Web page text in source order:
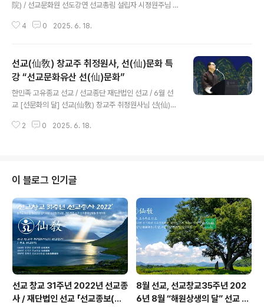
院) / 선교문화원 선도강연 선교총림 설립자 시정원주님 ​​선
[작성 : 선교총림선림원 선교문화원] 한국의 민족종교 종단
5일 24절기 망종(芒種) 선도수행 명상법회를 성료하고,
선인교당 신단수문화원 명상지도자를 대상으로 “​선(仙)문
화의 본산 선림원(仙林院)”을 주제로 선교총림(仙敎叢
林) 설립자 시정원주님의 한국선도 강연을 진행했습니다.​
선교(仙敎)는 매월 교화주제를 정하여 정진하고 있습니다.
6월의 교화주제는 ‘선(仙)문화’입니다. 시정원주께서는 ‘선
4 0 2025. 6. 18.
선교(仙敎) 창교주 취정원사, 선(仙)문화 특
강 “​선교문화유산 선(仙)문화”
한민족 고유종교 선교 / 선교종단 재단법인 선교 / 6월 선
교 [선문화의 달] 선교(仙敎) 창교주 취정원사님 선(仙)문
고유종교 재단법인 선교(仙敎)와 선교총본산 선교총림 선
원사님의 선문화 특강은 선교 선제선도 수행대중의 한민족
고유문화인 선교문화(仙敎文化)에 대한 이해를 돕고자 기
획되었습니다. 선교 교단 창시자 취정원사께서는 “​선(仙)
문화 특강”에서 ‘선교문화(仙敎文化)와 선(仙)’에 대한 자
세하고도 명쾌한 법문으로 선제선도 수행대중에 진리의 가
르침을 내리..
2 0 2025. 6. 18.
이 블로그 인기글
선교 창교 31주년 2022년 선교종
사 / 재단법인 선교 「선교종보(仙
8월 선교, 선교창교35주년 202
6년 8월 “해원상생의 달” 선교 법